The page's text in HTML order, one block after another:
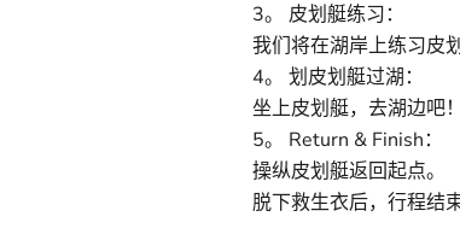
3。 皮划艇练习：
我们将在湖岸上练习皮
4。 划皮划艇过湖：
坐上皮划艇，去湖边吧
5。 Return & Finish：
操纵皮划艇返回起点。
脱下救生衣后，行程结